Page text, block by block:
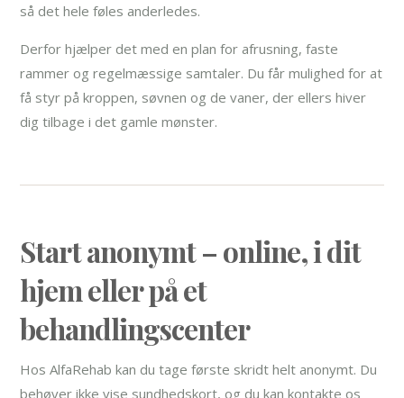
så det hele føles anderledes.
Derfor hjælper det med en plan for afrusning, faste
rammer og regelmæssige samtaler. Du får mulighed for at
få styr på kroppen, søvnen og de vaner, der ellers hiver
dig tilbage i det gamle mønster.
Start anonymt – online, i dit
hjem eller på et
behandlingscenter
Hos AlfaRehab kan du tage første skridt helt anonymt. Du
behøver ikke vise sundhedskort, og du kan kontakte os